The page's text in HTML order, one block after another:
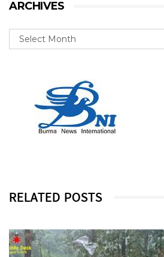
ARCHIVES
RELATED POSTS